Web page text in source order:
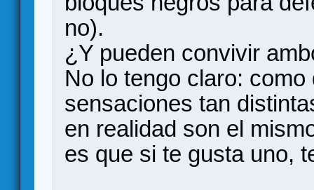
no).
¿Y pueden convivir
No lo tengo claro:
sensaciones tan
en realidad son el
es que si te gusta uno,